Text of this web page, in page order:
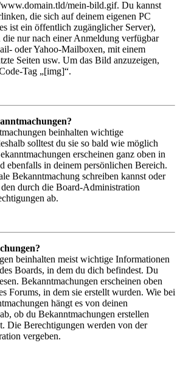
mein-bild.gif. Du kannst
die sich auf deinem eigenen PC
ist ein öffentlich zugänglicher Server),
nur nach einer Anmeldung verfügbar
oder Yahoo-Mailboxen, mit einem
Seiten usw. Um das Bild anzuzeigen,
Tag „[img]“.
beinhalten wichtige
solltest du sie so bald wie möglich
erscheinen ganz oben in
ebenfalls in deinem persönlichen Bereich.
Bekanntmachung schreiben kannst oder
durch die Board-Administration
ab.
beinhalten meist wichtige Informationen
Boards, in dem du dich befindest. Du
Bekanntmachungen erscheinen oben
Forums, in dem sie erstellt wurden. Wie bei
hängt es von deinen
ob du Bekanntmachungen erstellen
Die Berechtigungen werden von der
vergeben.